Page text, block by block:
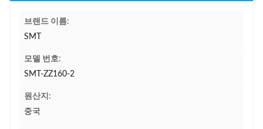
브랜드 이름:
SMT
모델 번호:
SMT-ZZ160-2
원산지:
중국